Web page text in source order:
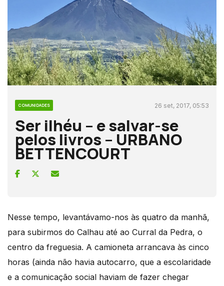
COMUNIDADES 26 set, 2017, 05:53
Ser ilhéu – e salvar-se
pelos livros – URBANO
BETTENCOURT
Nesse tempo, levantávamo-nos às quatro da manhã,
para subirmos do Calhau até ao Curral da Pedra, o
centro da freguesia. A camioneta arrancava às cinco
horas (ainda não havia autocarro, que a escolaridade
e a comunicação social haviam de fazer chegar